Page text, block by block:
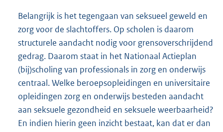
Belangrijk is het tegengaan van seksueel geweld en
zorg voor de slachtoffers. Op scholen is daarom
structurele aandacht nodig voor grensoverschrijdend
gedrag. Daarom staat in het Nationaal Actieplan
(bij)scholing van professionals in zorg en onderwijs
centraal. Welke beroepsopleidingen en universitaire
opleidingen zorg en onderwijs besteden aandacht
aan seksuele gezondheid en seksuele weerbaarheid?
En indien hierin geen inzicht bestaat, kan dat er dan